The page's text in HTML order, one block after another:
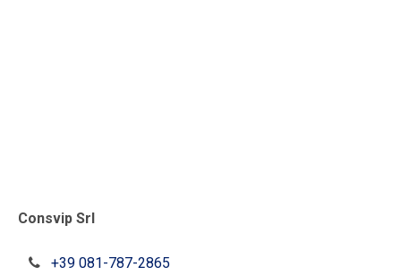
Consvip Srl
+39 081-787-2865